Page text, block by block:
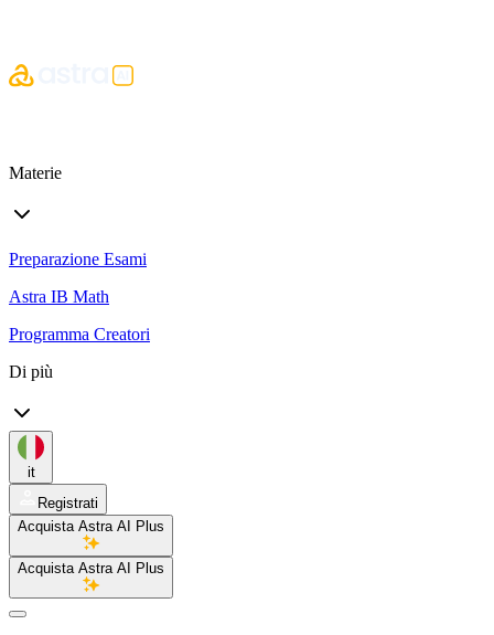
Materie
Preparazione Esami
Astra IB Math
Programma Creatori
Di più
it
Registrati
Acquista Astra AI Plus
Acquista Astra AI Plus